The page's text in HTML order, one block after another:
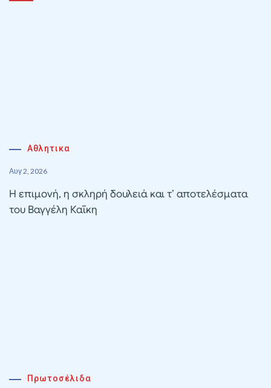
Αθλητικα
Αυγ 2, 2026
Η επιμονή, η σκληρή δουλειά και τ’ αποτελέσματα
του Βαγγέλη Καΐκη
Πρωτοσέλιδα